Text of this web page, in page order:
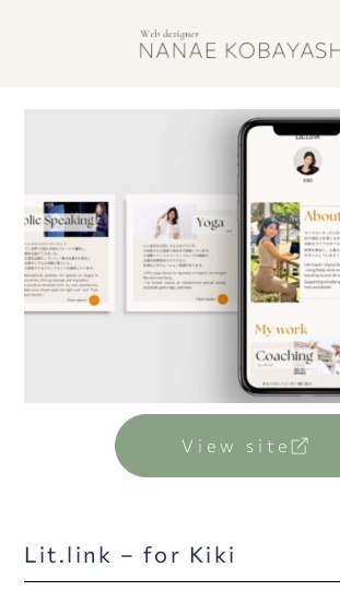
View site
Lit.link – for Kiki